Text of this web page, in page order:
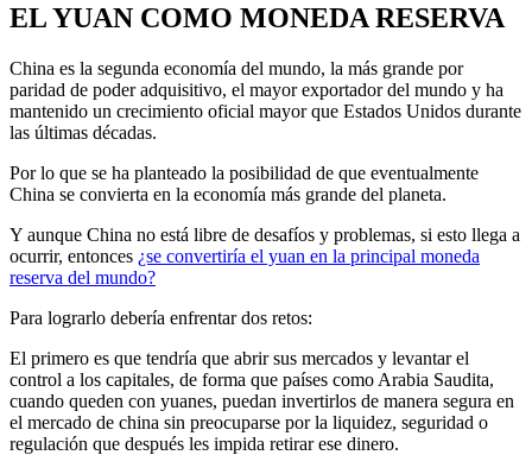
EL YUAN COMO MONEDA RESERVA
China es la segunda economía del mundo, la más grande por
paridad de poder adquisitivo, el mayor exportador del mundo y ha
mantenido un crecimiento oficial mayor que Estados Unidos durante
las últimas décadas.
Por lo que se ha planteado la posibilidad de que eventualmente
China se convierta en la economía más grande del planeta.
Y aunque China no está libre de desafíos y problemas, si esto llega a
ocurrir, entonces ¿se convertiría el yuan en la principal moneda
reserva del mundo?
Para lograrlo debería enfrentar dos retos:
El primero es que tendría que abrir sus mercados y levantar el
control a los capitales, de forma que países como Arabia Saudita,
cuando queden con yuanes, puedan invertirlos de manera segura en
el mercado de china sin preocuparse por la liquidez, seguridad o
regulación que después les impida retirar ese dinero.